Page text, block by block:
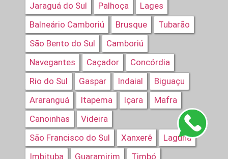
Jaraguá do Sul
Palhoça
Lages
Balneário Camboriú
Brusque
Tubarão
São Bento do Sul
Camboriú
Navegantes
Caçador
Concórdia
Rio do Sul
Gaspar Indaial
Biguaçu
Araranguá
Itapema Içara
Mafra
Canoinhas
Videira
São Francisco do Sul
Xanxerê
Laguna
Imbituba
Guaramirim Timbó